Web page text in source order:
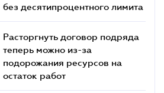
без десятипроцентного лимита
Расторгнуть договор подряда
теперь можно из-за
подорожания ресурсов на
остаток работ